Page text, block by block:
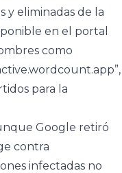
y eliminadas de la
en el portal
como
para la
Google retiró
contra
infectadas no